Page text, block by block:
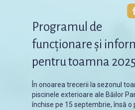
Programul de
funcționare și
pentru toamna 2025
În onoarea trecerii la sezonul
piscinele exterioare ale Băilor
închise pe 15 septembrie, însă o